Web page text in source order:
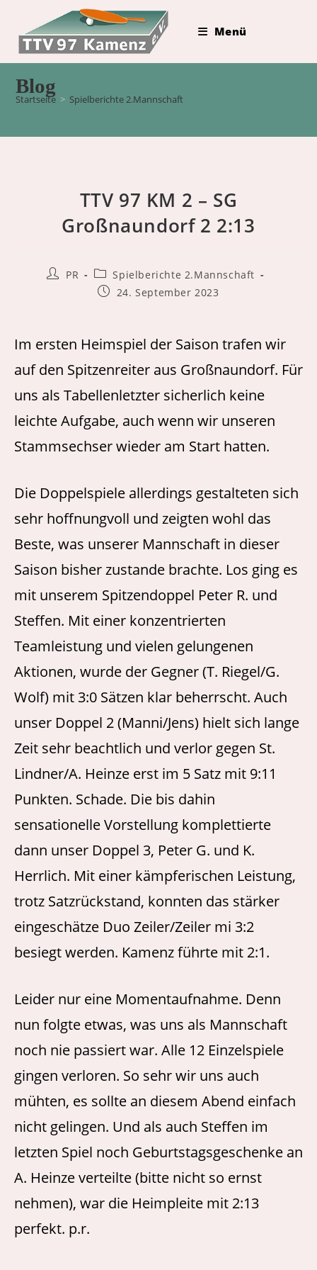
springen
Menü
Blog
Startseite > Spielberichte 2.Mannschaft
TTV 97 KM 2 – SG
Großnaundorf 2 2:13
Beitrags-
PR
Beitrags-
Kategorie:
Spielberichte 2.Mannschaft
Beitrag24. September 2023
Im ersten Heimspiel der Saison trafen wir
auf den Spitzenreiter aus Großnaundorf. Für
uns als Tabellenletzter sicherlich keine
leichte Aufgabe, auch wenn wir unseren
Stammsechser wieder am Start hatten.
Die Doppelspiele allerdings gestalteten sich
sehr hoffnungvoll und zeigten wohl das
Beste, was unserer Mannschaft in dieser
Saison bisher zustande brachte. Los ging es
mit unserem Spitzendoppel Peter R. und
Steffen. Mit einer konzentrierten
Teamleistung und vielen gelungenen
Aktionen, wurde der Gegner (T. Riegel/G.
Wolf) mit 3:0 Sätzen klar beherrscht. Auch
unser Doppel 2 (Manni/Jens) hielt sich lange
Zeit sehr beachtlich und verlor gegen St.
Lindner/A. Heinze erst im 5 Satz mit 9:11
Punkten. Schade. Die bis dahin
sensationelle Vorstellung komplettierte
dann unser Doppel 3, Peter G. und K.
Herrlich. Mit einer kämpferischen Leistung,
trotz Satzrückstand, konnten das stärker
eingeschätze Duo Zeiler/Zeiler mi 3:2
besiegt werden. Kamenz führte mit 2:1.
Leider nur eine Momentaufnahme. Denn
nun folgte etwas, was uns als Mannschaft
noch nie passiert war. Alle 12 Einzelspiele
gingen verloren. So sehr wir uns auch
mühten, es sollte an diesem Abend einfach
nicht gelingen. Und als auch Steffen im
letzten Spiel noch Geburtstagsgeschenke an
A. Heinze verteilte (bitte nicht so ernst
nehmen), war die Heimpleite mit 2:13
perfekt. p.r.